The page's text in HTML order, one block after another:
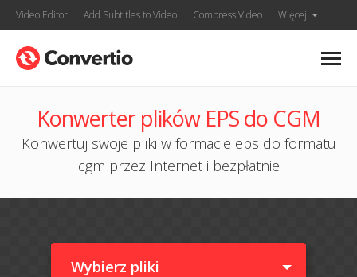
Video Editor Add Subtitles to Video Compress Video Więcej
Konwerter plików EPS do CGM
Konwertuj swoje pliki w formacie eps do formatu
cgm przez Internet i bezpłatnie
Wybierz pliki